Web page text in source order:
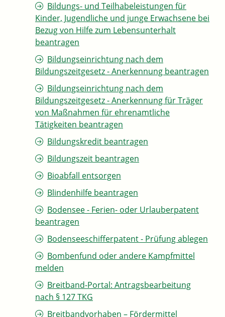
Bildungs- und Teilhabeleistungen für
Kinder, Jugendliche und junge Erwachsene bei
Bezug von Hilfe zum Lebensunterhalt
beantragen
Bildungseinrichtung nach dem
Bildungszeitgesetz - Anerkennung beantragen
Bildungseinrichtung nach dem
Bildungszeitgesetz - Anerkennung für Träger
von Maßnahmen für ehrenamtliche
Tätigkeiten beantragen
Bildungskredit beantragen
Bildungszeit beantragen
Bioabfall entsorgen
Blindenhilfe beantragen
Bodensee - Ferien- oder Urlauberpatent
beantragen
Bodenseeschifferpatent - Prüfung ablegen
Bombenfund oder andere Kampfmittel
melden
Breitband-Portal: Antragsbearbeitung
nach § 127 TKG
Breitbandvorhaben – Fördermittel